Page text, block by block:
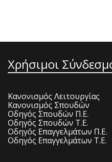
Χρήσιμοι
Κανονισμός Λειτουργίας
Κανονισμός Σπουδών
Οδηγός Σπουδών Π.Ε.
Οδηγός Σπουδών Τ.Ε.
Οδηγός Επαγγελμάτων Π.Ε.
Οδηγός Επαγγελμάτων Τ.Ε.